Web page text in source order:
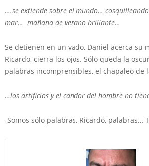
….se extiende sobre el mundo…
mar… mañana de verano brillante…
Se detienen en un vado, Daniel acerca su
Ricardo, cierra los ojos. Sólo queda la
palabras incomprensibles, el chapaleo de
…los artificios y el candor del hombre no
-Somos sólo palabras, Ricardo, palabras…